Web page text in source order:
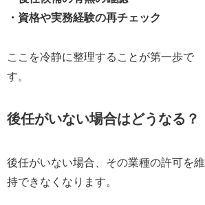
・資格や実務経験の再チェック
ここを冷静に整理することが第一歩で
す。
後任がいない場合はどうなる？
後任がいない場合、 その業種の許可を維
持できなくなります。